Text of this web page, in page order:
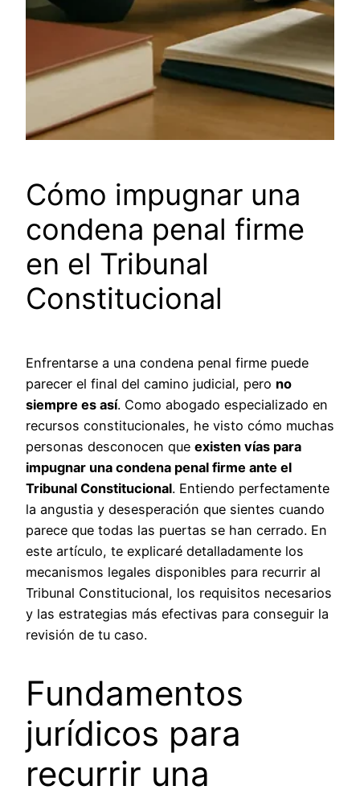
Cómo impugnar una
condena penal firme
en el Tribunal
Constitucional
Enfrentarse a una condena penal firme puede
parecer el final del camino judicial, pero no
siempre es así. Como abogado especializado en
recursos constitucionales, he visto cómo muchas
personas desconocen que existen vías para
impugnar una condena penal firme ante el
Tribunal Constitucional. Entiendo perfectamente
la angustia y desesperación que sientes cuando
parece que todas las puertas se han cerrado. En
este artículo, te explicaré detalladamente los
mecanismos legales disponibles para recurrir al
Tribunal Constitucional, los requisitos necesarios
y las estrategias más efectivas para conseguir la
revisión de tu caso.
Fundamentos
jurídicos para
recurrir una